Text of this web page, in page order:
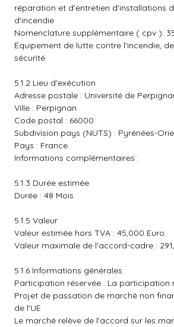
réparation et d'entretien d'installations
d'incendie
Nomenclature supplémentaire ( cpv ):
Équipement de lutte contre l'incendie,
sécurité
5.1.2 Lieu d'exécution
Adresse postale : Université de
Ville : Perpignan
Code postal : 66000
Subdivision pays (NUTS) : Pyrénées-
Pays : France
Informations complémentaires :
5.1.3 Durée estimée
Durée : 48 Mois
5.1.5 Valeur
Valeur estimée hors TVA : 45,000 Euro
Valeur maximale de l'accord-cadre :
5.1.6 Informations générales
Participation réservée : La participation
Projet de passation de marché non
de l'UE
Le marché relève de l'accord sur les